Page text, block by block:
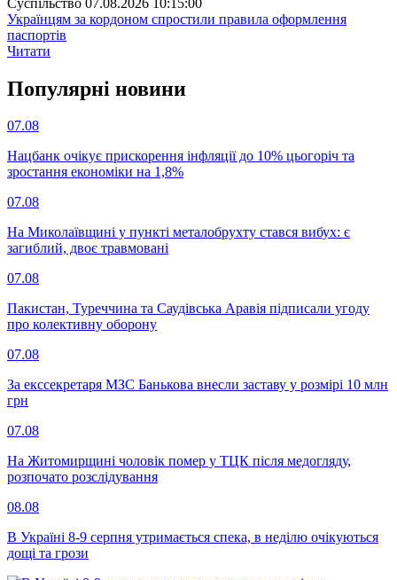
Українцям за кордоном спростили правила оформлення
паспортів
Читати
Популярнi новини
07.08
Нацбанк очікує прискорення інфляції до 10% цьогоріч та
зростання економіки на 1,8%
07.08
На Миколаївщині у пункті металобрухту стався вибух: є
загиблий, двоє травмовані
07.08
Пакистан, Туреччина та Саудівська Аравія підписали угоду
про колективну оборону
07.08
За екссекретаря МЗС Банькова внесли заставу у розмірі 10 млн
грн
07.08
На Житомирщині чоловік помер у ТЦК після медогляду,
розпочато розслідування
08.08
В Україні 8-9 серпня утримається спека, в неділю очікуються
дощі та грози